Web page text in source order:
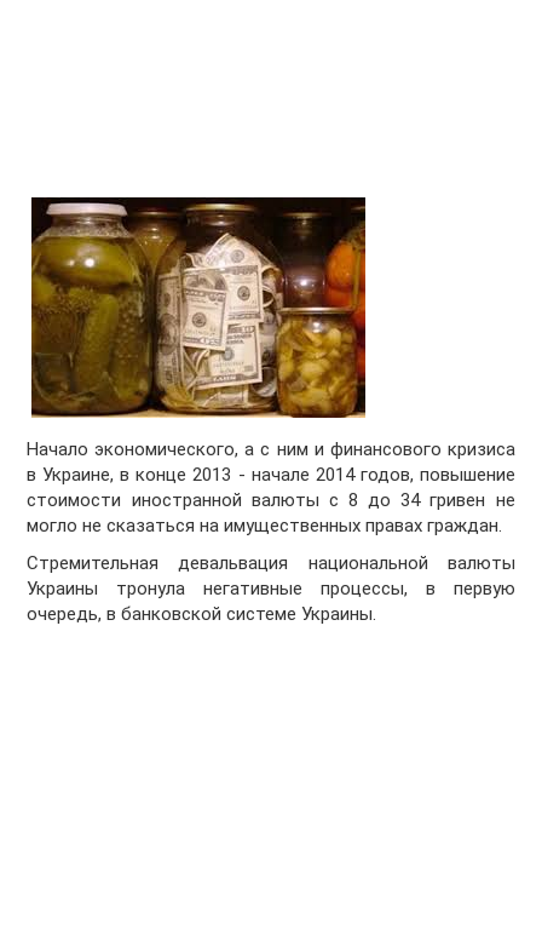
Начало экономического, а с ним и финансового кризиса
в Украине, в конце 2013 - начале 2014 годов, повышение
стоимости иностранной валюты с 8 до 34 гривен не
могло не сказаться на имущественных правах граждан.
Стремительная девальвация национальной валюты
Украины тронула негативные процессы, в первую
очередь, в банковской системе Украины.